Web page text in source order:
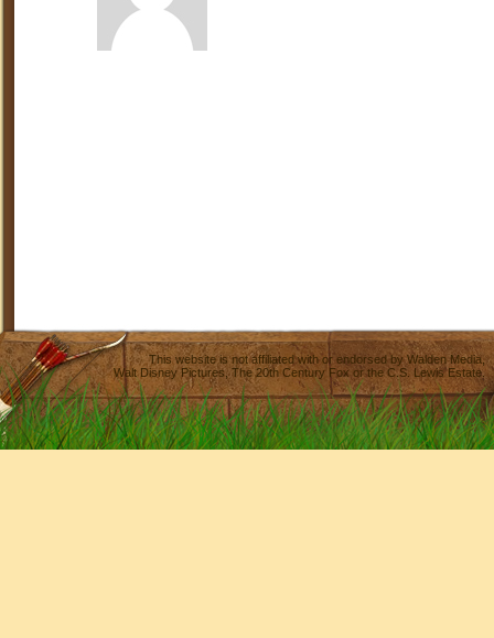
This website is not affiliated with or endorsed byWalden Media
Walt Disney Pictures,The 20th Century Fox or the C.S. Lewis Estate.